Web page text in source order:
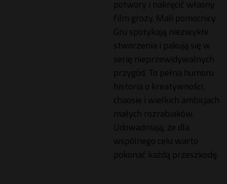
potwory i nakręcić własny
film grozy. Mali pomocnicy
Gru spotykają niezwykłe
stworzenia i pakują się w
serię nieprzewidywalnych
przygód. To pełna humoru
historia o kreatywności,
chaosie i wielkich ambicjach
małych rozrabiaków.
Udowadniają, że dla
wspólnego celu warto
pokonać każdą przeszkodę.